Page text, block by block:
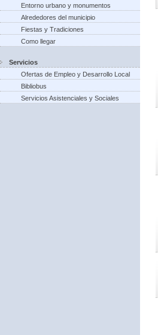
Entorno urbano y monumentos
Alrededores del municipio
Fiestas y Tradiciones
Como llegar
Servicios
Ofertas de Empleo y Desarrollo Local
Bibliobus
Servicios Asistenciales y Sociales